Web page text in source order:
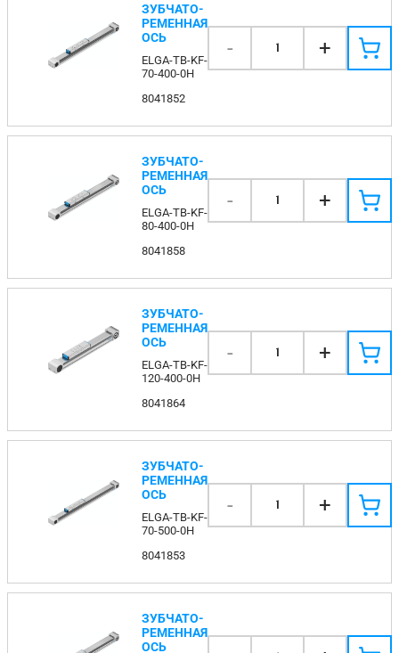
ЗУБЧАТО-
РЕМЕННАЯ
ОСЬ
ELGA-TB-KF-
70-400-0H
8041852
- 1 +
ЗУБЧАТО-
РЕМЕННАЯ
ОСЬ
ELGA-TB-KF-
80-400-0H
8041858
- 1 +
ЗУБЧАТО-
РЕМЕННАЯ
ОСЬ
ELGA-TB-KF-
120-400-0H
8041864
- 1 +
ЗУБЧАТО-
РЕМЕННАЯ
ОСЬ
ELGA-TB-KF-
70-500-0H
8041853
- 1 +
ЗУБЧАТО-
РЕМЕННАЯ
ОСЬ